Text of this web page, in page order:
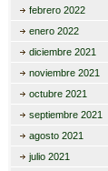
febrero 2022
enero 2022
diciembre 2021
noviembre 2021
octubre 2021
septiembre 2021
agosto 2021
julio 2021